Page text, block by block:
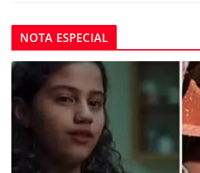
NOTA ESPECIAL